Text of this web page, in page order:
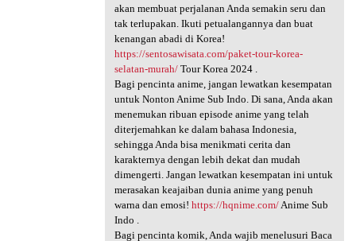
akan membuat perjalanan Anda semakin seru dan
tak terlupakan. Ikuti petualangannya dan buat
kenangan abadi di Korea!
https://sentosawisata.com/paket-tour-korea-
selatan-murah/Tour Korea 2024 .
Bagi pencinta anime, jangan lewatkan kesempatan
untuk Nonton Anime Sub Indo. Di sana, Anda akan
menemukan ribuan episode anime yang telah
diterjemahkan ke dalam bahasa Indonesia,
sehingga Anda bisa menikmati cerita dan
karakternya dengan lebih dekat dan mudah
dimengerti. Jangan lewatkan kesempatan ini untuk
merasakan keajaiban dunia anime yang penuh
warna dan emosi! https://hqnime.com/Anime Sub
Indo .
Bagi pencinta komik, Anda wajib menelusuri Baca